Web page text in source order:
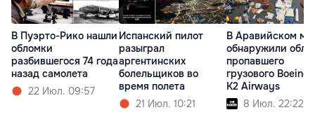
В Пуэрто-Рико нашли
обломки
разбившегося 74 года
назад самолета
22 Июл. 09:57
Испанский пилот
разыграл
аргентинских
болельщиков во
время полета
21 Июл. 10:21
В Аравийском
обнаружили
пропавшего
грузового Boeing
K2 Airways
8 Июл. 22:22